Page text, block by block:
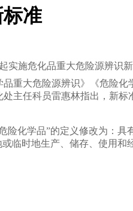
准
施危化品重大危险源辨识
大危险源辨识》《危险化
主任科员雷惠林指出，新
学品”的定义修改为：具
临时地生产、储存、使用